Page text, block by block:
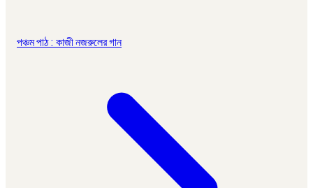
পঞ্চম পাঠ : কাজী নজরুলের গান